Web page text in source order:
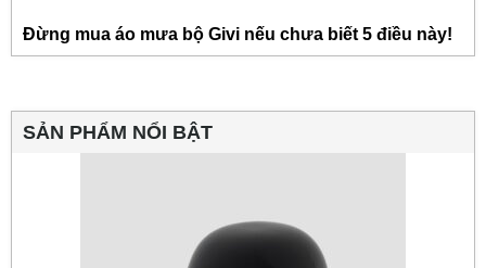
Đừng mua áo mưa bộ Givi nếu chưa biết 5 điều này!
SẢN PHẨM NỔI BẬT